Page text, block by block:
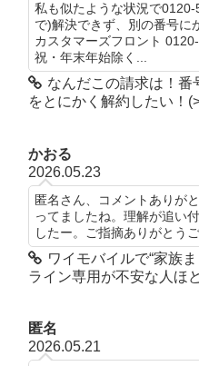
私も似たような状況で
で)解決できず、別の番号に
カスタマーズフロント
祝・年末年始除く...
なんだこの請求は！
をとにかく解約したい！
かおる
2026.05.23
匿名さん、コメントありが
ってましたね。理解が追い
したー。ご指摘ありがとう
ワイモバイルで“家族
ライン専用が不安な人ほ
匿名
2026.05.21